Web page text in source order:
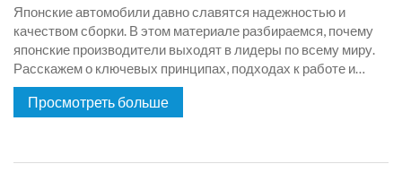
Японские автомобили давно славятся надежностью и
качеством сборки. В этом материале разбираемся, почему
японские производители выходят в лидеры по всему миру.
Расскажем о ключевых принципах, подходах к работе и
культуре производства в Японии. Делимся, как японские
стандарты могут пригодиться для тюнинга обычной машины.
Просмотреть больше